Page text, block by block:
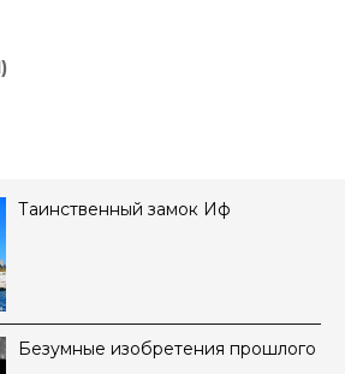
Таинственный замок Иф
Безумные изобретения прошлого